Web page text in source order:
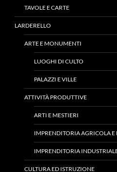
TAVOLE E CARTE
LARDERELLO
ARTE E MONUMENTI
LUOGHI DI CULTO
PALAZZI E VILLE
ATTIVITÀ PRODUTTIVE
ARTI E MESTIERI
IMPRENDITORIA AGRICOLA E
IMPRENDITORIA
CULTURA ED ISTRUZIONE